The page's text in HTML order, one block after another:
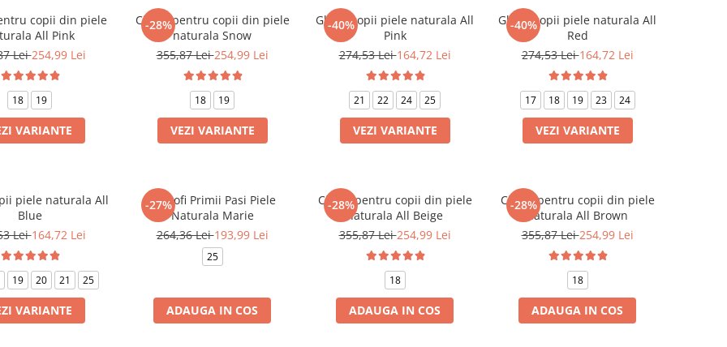
copii din piele
All Pink
Lei254,99 Lei
18 19
VARIANTE
-28%
Cizme pentru copii din piele
naturala Snow
355,87 Lei254,99 Lei
18 19
VEZI VARIANTE
-40%
Ghete copii piele naturala All
Pink
274,53 Lei164,72 Lei
21 22 24 25
VEZI VARIANTE
-40%
Ghete copii piele naturala All
Red
274,53 Lei164,72 Lei
17 18 19 23 24
VEZI VARIANTE
piele naturala All
Blue
Lei164,72 Lei
19 20 21 25
VARIANTE
-27%
Pantofi Primii Pasi Piele
Naturala Marie
264,36 Lei193,99 Lei
25
ADAUGA IN COS
-28%
Cizme pentru copii din piele
naturala All Beige
355,87 Lei254,99 Lei
18
ADAUGA IN COS
-28%
Cizme pentru copii din piele
naturala All Brown
355,87 Lei254,99 Lei
18
ADAUGA IN COS